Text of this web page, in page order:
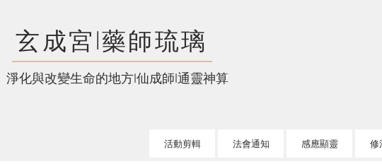
玄成宮l藥師琉璃
​淨化與改變生命的地方l仙成師l通靈神算
活動剪輯 法會通知 感應顯靈 修